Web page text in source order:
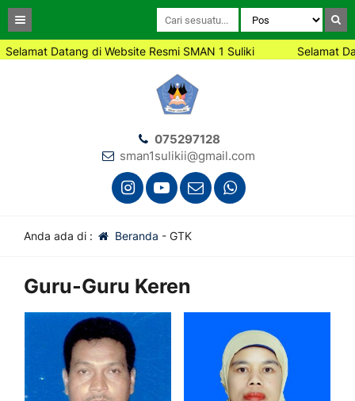
Datang di Website Resmi SMAN 1 Suliki Selamat
075297128
sman1sulikii@gmail.com
Anda ada di : Beranda - GTK
Guru-Guru Keren